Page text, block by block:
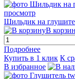
просмотр
Шильдик на
В
Подробнее
Купить в 1 клик К
В избранное